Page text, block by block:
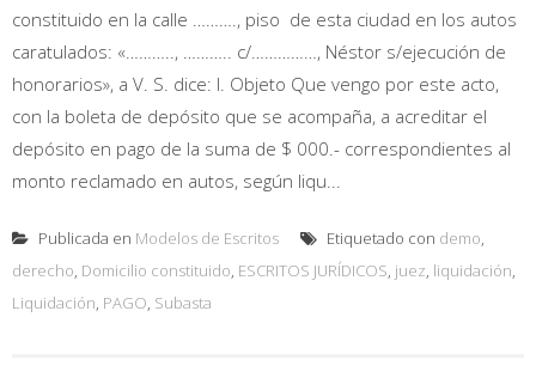
constituido en la calle ………., piso de esta ciudad en los autos
caratulados: «……….., ……….. c/……………, Néstor s/ejecución de
honorarios», a V. S. dice: I. Objeto Que vengo por este acto,
con la boleta de depósito que se acompaña, a acreditar el
depósito en pago de la suma de $ 000.- correspondientes al
monto reclamado en autos, según liqu...
Publicada en Modelos de Escritos Etiquetado con demo,
derecho, Domicilio constituido, ESCRITOS JURÍDICOS, juez, liquidación,
Liquidación, PAGO, Subasta